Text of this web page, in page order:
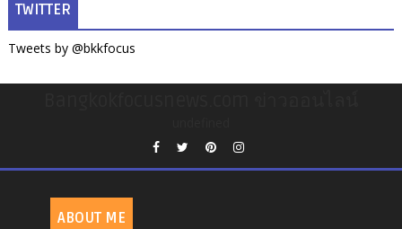
TWITTER
Tweets by @bkkfocus
ABOUT ME